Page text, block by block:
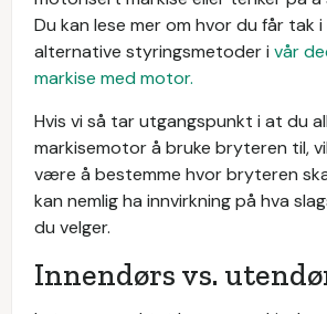
Du kan lese mer om hvor du får tak
alternative styringsmetoder i vår
markise med motor.
Hvis vi så tar utgangspunkt i at du
markisemotor å bruke bryteren til,
være å bestemme hvor bryteren
kan nemlig ha innvirkning på hva
du velger.
Innendørs vs.